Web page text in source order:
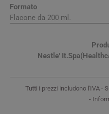
Formato
Flacone da 200 ml.
Nestle'
Tutti i prezzi includono l'IVA -
-